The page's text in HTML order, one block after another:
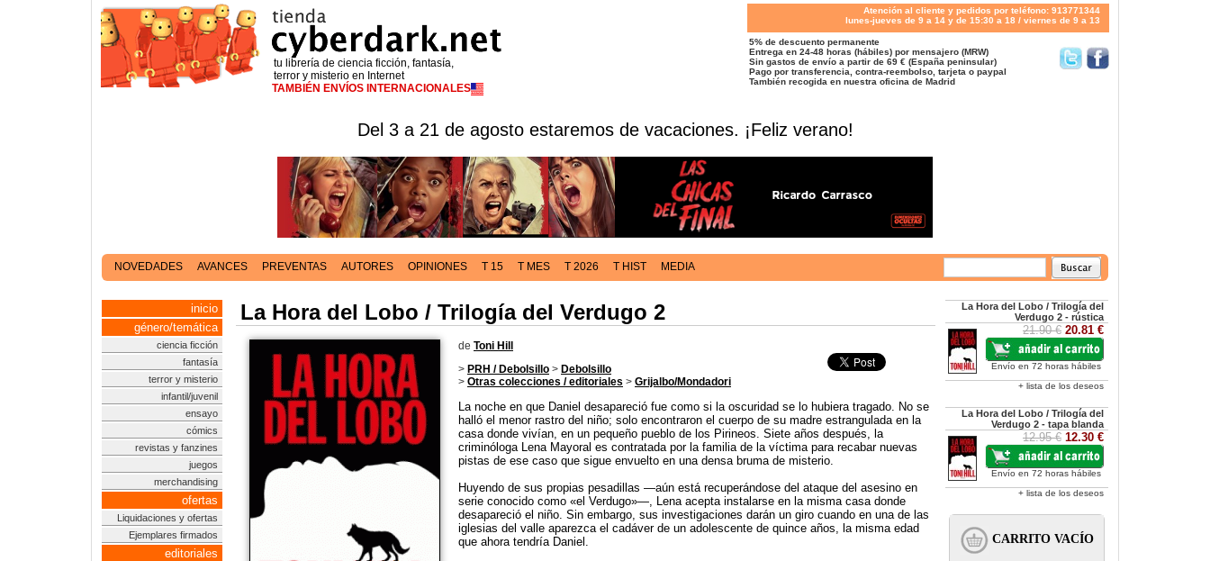
tu librería de ciencia ficción, fantasía,
terror y misterio en Internet
TAMBIÉN ENVÍOS INTERNACIONALES
Atención al cliente y pedidos por teléfono: 913771344
lunes-jueves de 9 a 14 y de 15:30 a 18 / viernes de 9 a 13
5% de descuento permanente
Entrega en 24-48 horas (hábiles) por mensajero (MRW)
Sin gastos de envío a partir de 69 € (España peninsular)
Pago por transferencia, contra-reembolso, tarjeta o paypal
También recogida en nuestra oficina de Madrid
Del 3 a 21 de agosto estaremos de vacaciones. ¡Feliz verano!
NOVEDADES AVANCES PREVENTAS AUTORES OPINIONES T 15 T MES T 2026 T HIST MEDIA
inicio
género/temática
ciencia ficción
fantasía
terror y misterio
infantil/juvenil
ensayo
cómics
revistas y fanzines
juegos
merchandising
ofertas
Liquidaciones y ofertas
Ejemplares firmados
editoriales
La Hora del Lobo / Trilogía del Verdugo 2
de Toni Hill
> PRH / Debolsillo > Debolsillo
> Otras colecciones / editoriales > Grijalbo/Mondadori
La noche en que Daniel desapareció fue como si la oscuridad se lo hubiera tragado. No se
halló el menor rastro del niño; solo encontraron el cuerpo de su madre estrangulada en la
casa donde vivían, en un pequeño pueblo de los Pirineos. Siete años después, la
criminóloga Lena Mayoral es contratada por la familia de la víctima para recabar nuevas
pistas de ese caso que sigue envuelto en una densa bruma de misterio.
Huyendo de sus propias pesadillas —aún está recuperándose del ataque del asesino en
serie conocido como «el Verdugo»—, Lena acepta instalarse en la misma casa donde
desapareció el niño. Sin embargo, sus investigaciones darán un giro cuando en una de las
iglesias del valle aparezca el cadáver de un adolescente de quince años, la misma edad
que ahora tendría Daniel.
La Hora del Lobo / Trilogía del
Verdugo 2 - rústica
21.90 € 20.81 €
Envío en 72 horas hábiles
+ lista de los deseos
La Hora del Lobo / Trilogía del
Verdugo 2 - tapa blanda
12.95 € 12.30 €
Envío en 72 horas hábiles
+ lista de los deseos